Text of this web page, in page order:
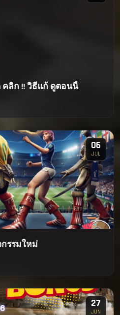
คลิก !! วิธีแก้ ดูตอนนี้
06
JUL
กรรมใหม่
27
JUN